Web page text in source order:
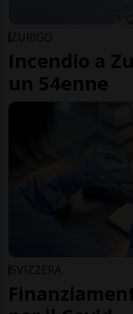
ZURIGO
Incendio a
un 54enne
SVIZZERA